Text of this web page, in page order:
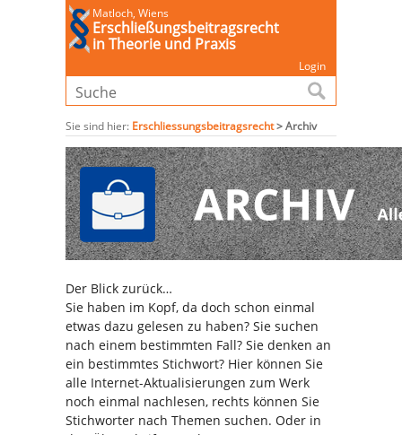
Matloch, Wiens
Erschließungsbeitragsrecht
in Theorie und Praxis
Login
Sie sind hier: Erschliessungsbeitragsrecht>Archiv
Der Blick zurück…
Sie haben im Kopf, da doch schon einmal
etwas dazu gelesen zu haben? Sie suchen
nach einem bestimmten Fall? Sie denken an
ein bestimmtes Stichwort? Hier können Sie
alle Internet-Aktualisierungen zum Werk
noch einmal nachlesen, rechts können Sie
Stichworter nach Themen suchen. Oder in